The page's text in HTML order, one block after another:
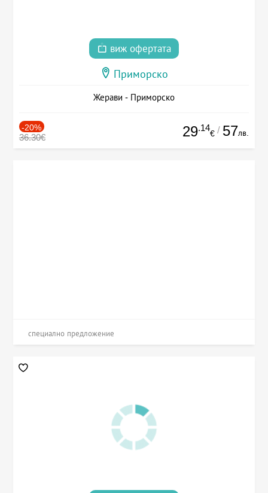
виж офертата
Приморско
Жерави - Приморско
-20%
36.30€ 29.14
€ / 57лв.
специално предложение